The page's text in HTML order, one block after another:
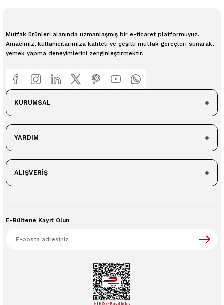
Mutfak ürünleri alanında uzmanlaşmış bir e-ticaret platformuyuz.
Amacımız, kullanıcılarımıza kaliteli ve çeşitli mutfak gereçleri sunarak,
yemek yapma deneyimlerini zenginleştirmektir.
KURUMSAL
YARDIM
ALIŞVERİŞ
E-Bültene Kayıt Olun